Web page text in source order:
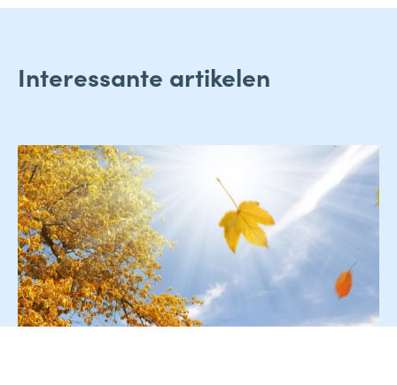
Interessante artikelen